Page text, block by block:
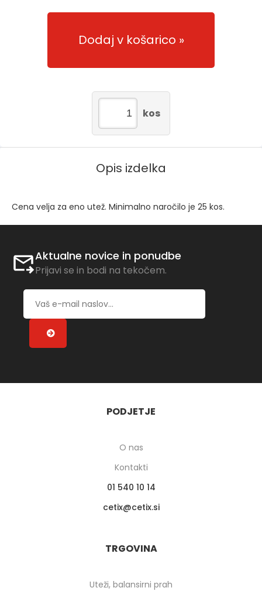
Dodaj v košarico
kos
Opis izdelka
Cena velja za eno utež. Minimalno naročilo je 25 kos.
Aktualne novice in ponudbe
Prijavi se in bodi na tekočem.
PODJETJE
O nas
Kontakti
01 540 10 14
cetix
cetix.si
TRGOVINA
Uteži, balansirni prah